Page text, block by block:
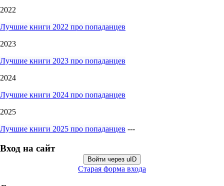
2022
Лучшие книги 2022 про попаданцев
2023
Лучшие книги 2023 про попаданцев
2024
Лучшие книги 2024 про попаданцев
2025
Лучшие книги 2025 про попаданцев ---
Вход на сайт
Войти через uID
Старая форма входа